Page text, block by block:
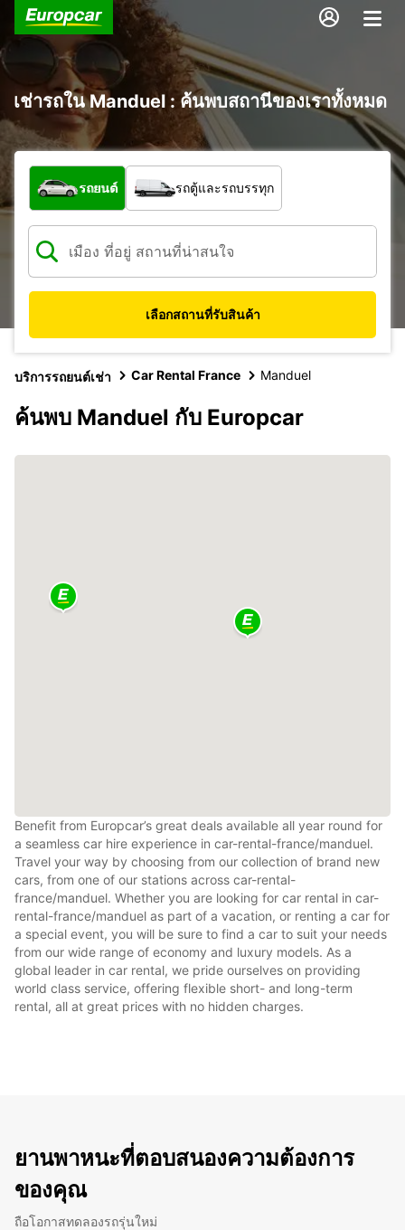
เช่ารถใน Manduel : ค้นพบสถานีของเราทั้งหมด
รถประเภทใด
รถยนต์ รถตู้และรถบรรทุก
เลือกสถานที่รับสินค้า
บริการรถยนต์เช่า Car Rental France Manduel
ค้นพบ Manduel กับ Europcar
Benefit from Europcar’s great deals available all year round for
a seamless car hire experience in car-rental-france/manduel.
Travel your way by choosing from our collection of brand new
cars, from one of our stations across car-rental-
france/manduel. Whether you are looking for car rental in car-
rental-france/manduel as part of a vacation, or renting a car for
a special event, you will be sure to find a car to suit your needs
from our wide range of economy and luxury models. As a
global leader in car rental, we pride ourselves on providing
world class service, offering flexible short- and long-term
rental, all at great prices with no hidden charges.
ยานพาหนะที่ตอบสนองความต้องการ
ของคุณ
ถือโอกาสทดลองรถรุ่นใหม่